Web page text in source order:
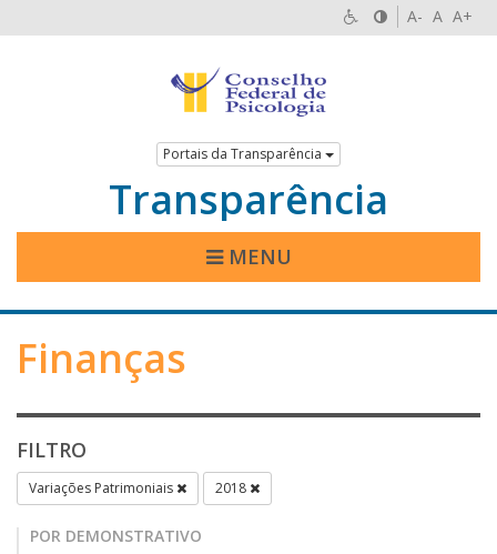
A- A A+
Portais da Transparência
Transparência
MENU
Finanças
FILTRO
Variações Patrimoniais 2018
POR DEMONSTRATIVO